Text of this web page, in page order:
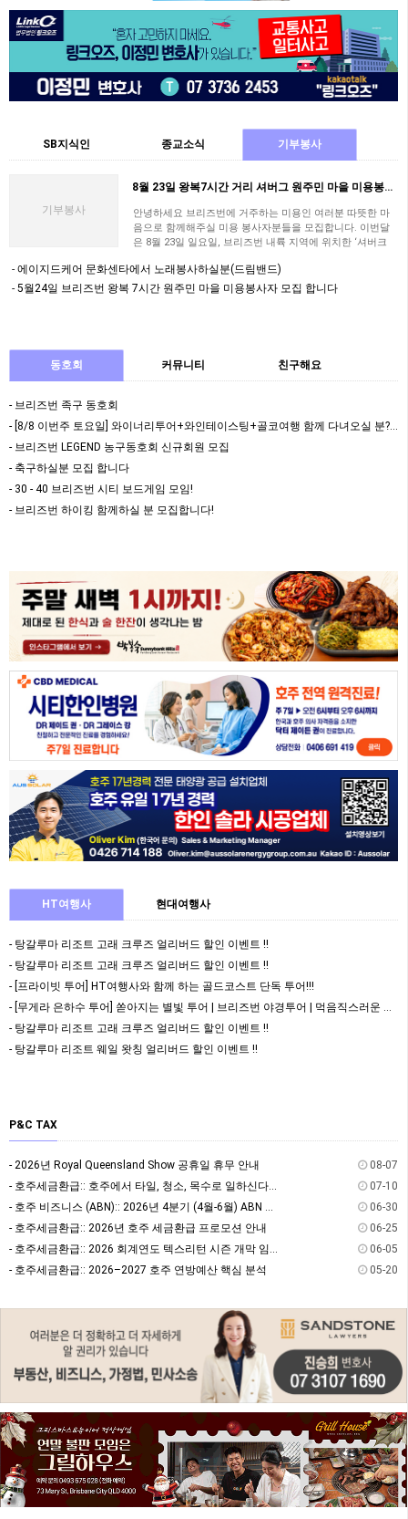
SB지식인 종교소식 기부봉사
기부봉사
8월 23일 왕복7시간 거리 셔버그 원주민 마을 미용봉사자 지원 부탁드립니다
안녕하세요 브리즈번에 거주하는 미용인 여러분 따뜻한 마
음으로 함께해주실 미용 봉사자분들을 모집합니다. 이번달
은 8월 23일 일요일, 브리즈번 내륙 지역에 위치한 ‘셔버크
에이지드케어 문화센타에서 노래봉사하실분(드림밴드)
5월24일 브리즈번 왕복 7시간 원주민 마을 미용봉사자 모집 합니다
동호회 커뮤니티 친구해요
- 브리즈번 족구 동호회
- 브리즈번 LEGEND 농구동호회 신규회원 모집
- 축구하실분 모집 합니다
- 30 - 40 브리즈번 시티 보드게임 모임!
- 브리즈번 하이킹 함께하실 분 모집합니다!
HT여행사 현대여행사
- 탕갈루마 리조트 고래 크루즈 얼리버드 할인 이벤트 !!
- 탕갈루마 리조트 고래 크루즈 얼리버드 할인 이벤트 !!
- [프라이빗 투어] HT여행사와 함께 하는 골드코스트 단독 투어!!!
- 탕갈루마 리조트 고래 크루즈 얼리버드 할인 이벤트 !!
- 탕갈루마 리조트 웨일 왓칭 얼리버드 할인 이벤트 !!
P&C TAX
- 2026년 Royal Queensland Show 공휴일 휴무 안내
08-07
07-10
06-30
- 호주세금환급:: 2026년 호주 세금환급 프로모션 안내
06-25
06-05
- 호주세금환급:: 2026–2027 호주 연방예산 핵심 분석
05-20